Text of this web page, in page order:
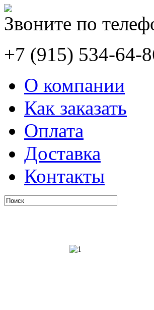
Звоните по
+7 (915) 534-64-
О компании
Как заказать
Оплата
Доставка
Контакты